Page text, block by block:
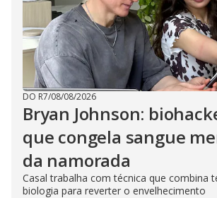
DO R7/08/08/2026
Bryan Johnson:
que congela sangue
da namorada
Casal trabalha com técnica que combina
biologia para reverter o envelhecimento